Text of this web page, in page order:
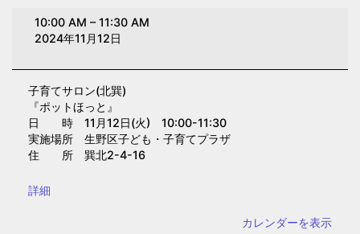
10:00 AM –11:30 AM
2024年11月12日
子育てサロン(北巽)
『ポットほっと』
日 時 11月12日(火) 10:00-11:30
実施場所 生野区子ども・子育てプラザ
住 所 巽北2-4-16
{title}
詳細
カレンダーを表示